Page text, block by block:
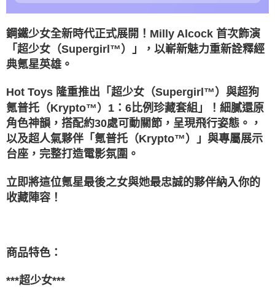
鋼鐵少女全新時代正式展開！Milly Alcock 首次飾演
「超少女（Supergirl™）」，以嶄新魅力重新詮釋經
典氪星英雄。
Hot Toys 隆重推出「超少女（Supergirl™）與超狗
氪普托（Krypto™）1：6比例珍藏套組」！細膩還原
角色神韻，搭配約30處可動關節，呈現飛行姿態。，
以及超人氣夥伴「氪普托（Krypto™）」與專屬展示
台座，完整打造電影氛圍。
立即將這位氪星最後之女與她最忠誠的夥伴納入你的
收藏陣容！
商品特色：
***超少女***